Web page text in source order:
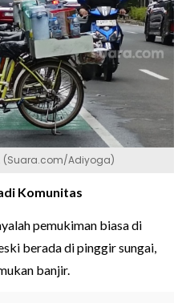
(Suara.com/Adiyoga)
Komunitas
pemukiman biasa di
berada di pinggir sungai,
banjir.